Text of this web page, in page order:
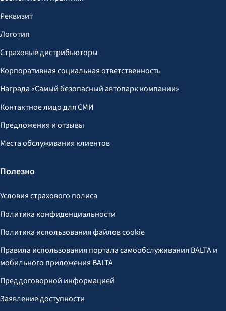
Реквизит
Логотип
Страховые дистрибьюторы
Корпоративная социальная ответственность
Награда «Самый безопасный автопарк компании»
Контактное лицо для СМИ
Предложения и отзывы
Места обслуживания клиентов
Полезно
Условия страхового полиса
Политика конфиденциальности
Политика использования файлов cookie
Правила использования портала самообслуживания BALTA и
мобильного приложения BALTA
Преддоговорной информацией
Заявление доступности